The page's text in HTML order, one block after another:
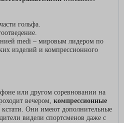
гольфа.
medi – мировым лидером по
изделий и компрессионного
или другом соревновании на
вечером, компрессионные
кстати. Они имеют дополнительные
видели спортсменов даже с